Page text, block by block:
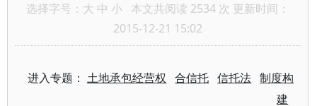
选择字号： 大 中 小 本文共阅读 2534 次 更新时间：
2015-12-21 15:02
进入专题：土地承包经营权 合信托 信托法 制度构
建